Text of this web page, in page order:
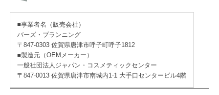
■事業者名（販売会社）
バーズ・プランニング
〒847-0303 佐賀県唐津市呼子町呼子1812
■製造元（OEMメーカー）
一般社団法人ジャパン・コスメティックセンター
〒847-0013 佐賀県唐津市南城内1-1 大手口センタービル4階